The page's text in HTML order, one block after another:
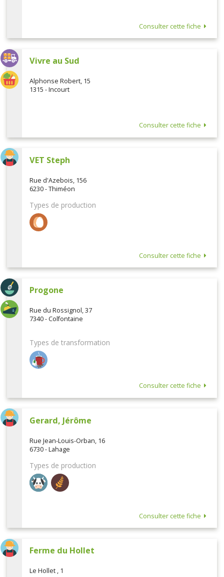
Consulter cette fiche
Vivre au Sud
Alphonse Robert, 15
1315 - Incourt
Consulter cette fiche
VET Steph
Rue d'Azebois, 156
6230 - Thiméon
Types de production
Consulter cette fiche
Progone
Rue du Rossignol, 37
7340 - Colfontaine
Types de transformation
Consulter cette fiche
Gerard, Jérôme
Rue Jean-Louis-Orban, 16
6730 - Lahage
Types de production
Consulter cette fiche
Ferme du Hollet
Le Hollet , 1